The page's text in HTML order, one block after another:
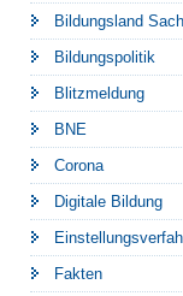
Bildungsland
Bildungspolitik
Blitzmeldung
BNE
Corona
Digitale Bildung
Fakten